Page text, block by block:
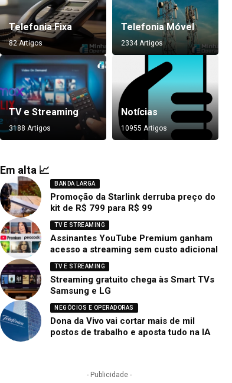
Telefonia Fixa
82 Artigos
Telefonia Móvel
2334 Artigos
TV e Streaming
3188 Artigos
Notícias
10955 Artigos
Em alta 📈
BANDA LARGA
Promoção da Starlink derruba preço do
kit de R$ 799 para R$ 99
TV E STREAMING
Assinantes YouTube Premium ganham
acesso a streaming sem custo adicional
TV E STREAMING
Streaming gratuito chega às Smart TVs
Samsung e LG
NEGÓCIOS E OPERADORAS
Dona da Vivo vai cortar mais de mil
postos de trabalho e aposta tudo na IA
- Publicidade -